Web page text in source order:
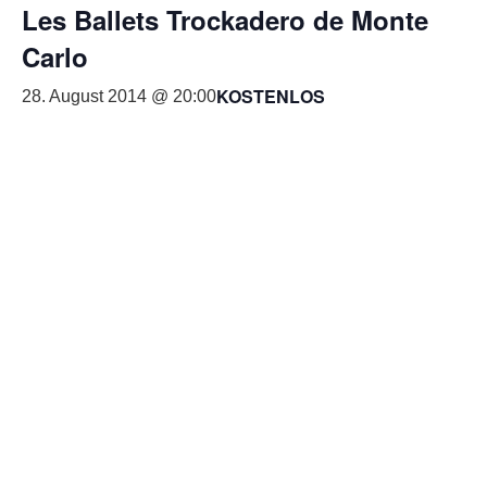
Les Ballets Trockadero de Monte
Carlo
28. August 2014 @ 20:00KOSTENLOS